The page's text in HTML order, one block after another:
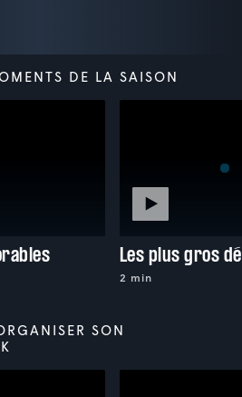
DE LA SAISON
Les plus gros
2 min
SON